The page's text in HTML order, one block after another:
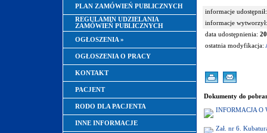
PLAN ZAMÓWIEŃ PUBLICZNYCH
REGULAMIN UDZIELANIA
ZAMÓWIEŃ PUBLICZNYCH
OGŁOSZENIA »
OGŁOSZENIA O PRACY
KONTAKT
PACJENT
RODO DLA PACJENTA
INNE INFORMACJE
informacje udostępnił:
informacje wytworzył:
data udostępnienia:
ostatnia modyfikacja:
Dokumenty do
INFORMACJA O
Zał. nr 6.